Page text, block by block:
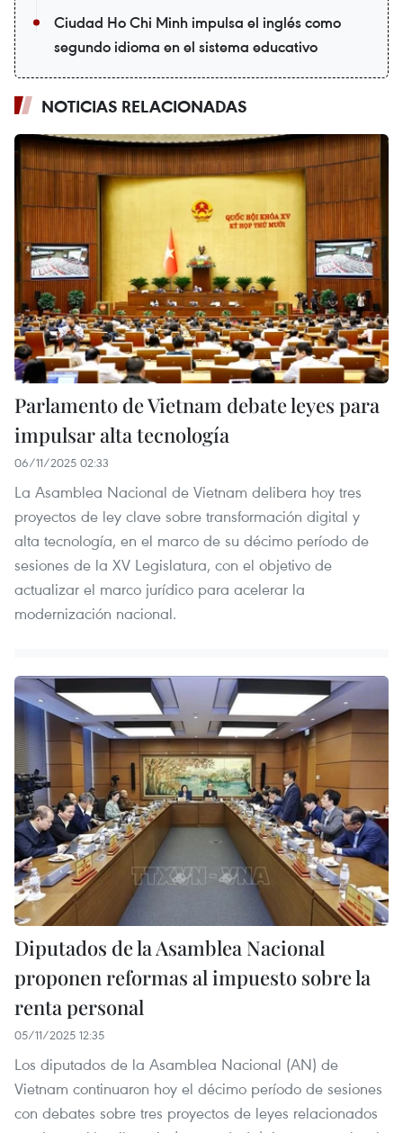
Ciudad Ho Chi Minh impulsa el inglés como
segundo idioma en el sistema educativo
NOTICIAS RELACIONADAS
Parlamento de Vietnam debate leyes para
impulsar alta tecnología
06/11/2025 02:33
La Asamblea Nacional de Vietnam delibera hoy tres
proyectos de ley clave sobre transformación digital y
alta tecnología, en el marco de su décimo período de
sesiones de la XV Legislatura, con el objetivo de
actualizar el marco jurídico para acelerar la
modernización nacional.
Diputados de la Asamblea Nacional
proponen reformas al impuesto sobre la
renta personal
05/11/2025 12:35
Los diputados de la Asamblea Nacional (AN) de
Vietnam continuaron hoy el décimo período de sesiones
con debates sobre tres proyectos de leyes relacionados